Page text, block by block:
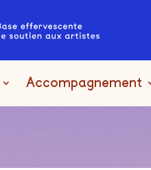
Accompagnement